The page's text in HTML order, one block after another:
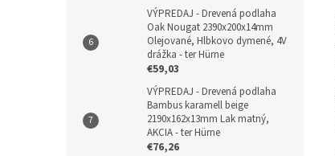
VÝPREDAJ - Drevená podlaha
Oak Nougat 2390x200x14mm
Olejované, Hlbkovo dymené, 4V
drážka - ter Hürne
€59,03
VÝPREDAJ - Drevená podlaha
Bambus karamell beige
2190x162x13mm Lak matný,
AKCIA - ter Hürne
€76,26